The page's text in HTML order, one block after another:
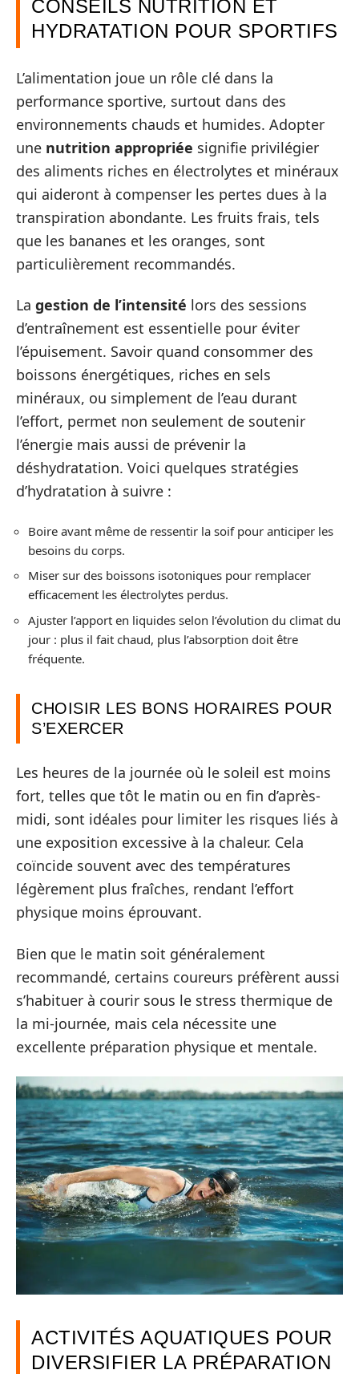
CONSEILS NUTRITION ET
HYDRATATION POUR SPORTIFS
L’alimentation joue un rôle clé dans la
performance sportive, surtout dans des
environnements chauds et humides. Adopter
une nutrition appropriée signifie privilégier
des aliments riches en électrolytes et minéraux
qui aideront à compenser les pertes dues à la
transpiration abondante. Les fruits frais, tels
que les bananes et les oranges, sont
particulièrement recommandés.
La gestion de l’intensité lors des sessions
d’entraînement est essentielle pour éviter
l’épuisement. Savoir quand consommer des
boissons énergétiques, riches en sels
minéraux, ou simplement de l’eau durant
l’effort, permet non seulement de soutenir
l’énergie mais aussi de prévenir la
déshydratation. Voici quelques stratégies
d’hydratation à suivre :
Boire avant même de ressentir la soif pour anticiper les
besoins du corps.
Miser sur des boissons isotoniques pour remplacer
efficacement les électrolytes perdus.
Ajuster l’apport en liquides selon l’évolution du climat du
jour : plus il fait chaud, plus l’absorption doit être
fréquente.
CHOISIR LES BONS HORAIRES POUR
S’EXERCER
Les heures de la journée où le soleil est moins
fort, telles que tôt le matin ou en fin d’après-
midi, sont idéales pour limiter les risques liés à
une exposition excessive à la chaleur. Cela
coïncide souvent avec des températures
légèrement plus fraîches, rendant l’effort
physique moins éprouvant.
Bien que le matin soit généralement
recommandé, certains coureurs préfèrent aussi
s’habituer à courir sous le stress thermique de
la mi-journée, mais cela nécessite une
excellente préparation physique et mentale.
ACTIVITÉS AQUATIQUES POUR
DIVERSIFIER LA PRÉPARATION